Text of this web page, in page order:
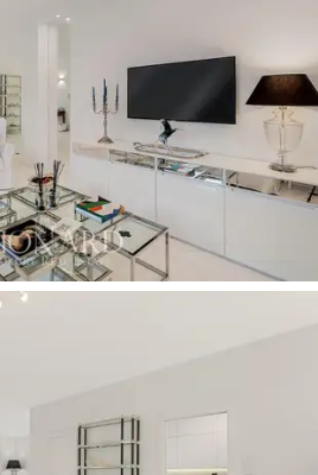
과 꽃으로 장식된
과 동화 같은 분위기를 자
러싸여 있습니다. 빌라 입구
을 즐길 수 있는 라운지 공간
공간이 있는 진입로가 있
이 멋진 빌라는서비스와
와의 근접성 덕분에 고급스
경험을 원하는 사람들에게 적